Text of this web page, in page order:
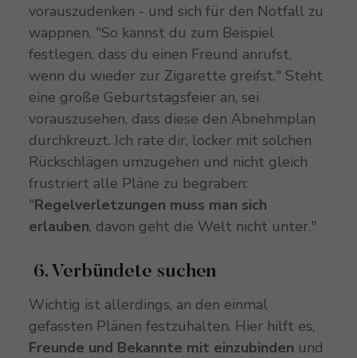
vorauszudenken - und sich für den Notfall zu
wappnen. "So kannst du zum Beispiel
festlegen, dass du einen Freund anrufst,
wenn du wieder zur Zigarette greifst." Steht
eine große Geburtstagsfeier an, sei
vorauszusehen, dass diese den Abnehmplan
durchkreuzt. Ich rate dir, locker mit solchen
Rückschlägen umzugehen und nicht gleich
frustriert alle Pläne zu begraben:
"Regelverletzungen muss man sich
erlauben, davon geht die Welt nicht unter."
6. Verbündete suchen
Wichtig ist allerdings, an den einmal
gefassten Plänen festzuhalten. Hier hilft es,
Freunde und Bekannte mit einzubinden und